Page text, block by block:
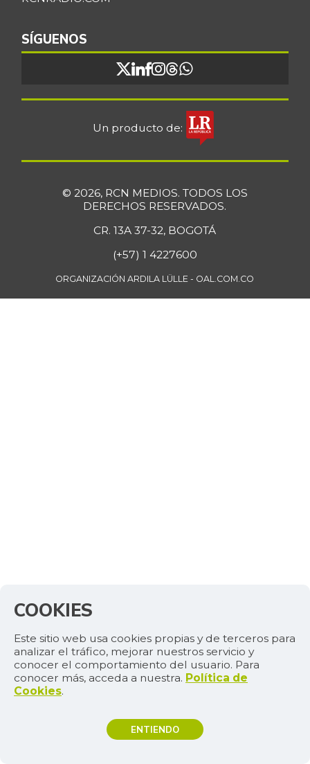
SÍGUENOS
Un producto de:
© 2026, RCN MEDIOS. TODOS LOS
DERECHOS RESERVADOS.
CR. 13A 37-32, BOGOTÁ
(+57) 1 4227600
ORGANIZACIÓN ARDILA LÜLLE - OAL.COM.CO
COOKIES
Este sitio web usa cookies propias y de terceros para
analizar el tráfico, mejorar nuestros servicio y
conocer el comportamiento del usuario. Para
conocer más, acceda a nuestra. Política de
Cookies.
ENTIENDO